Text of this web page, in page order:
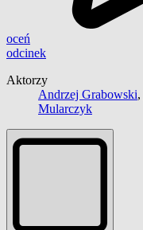
oceń
odcinek
Aktorzy
Andrzej Grabowski,
Mularczyk